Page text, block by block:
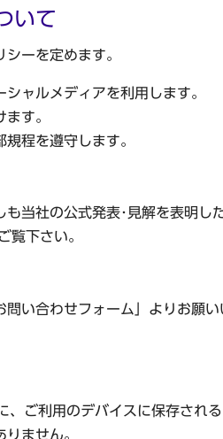
いて
ーを定めます。
ャルメディアを利用します。
す。
程を遵守します。
当社の公式発表･見解を表明
下さい。
い合わせフォーム」よりお願い
ご利用のデバイスに保存され
ません。